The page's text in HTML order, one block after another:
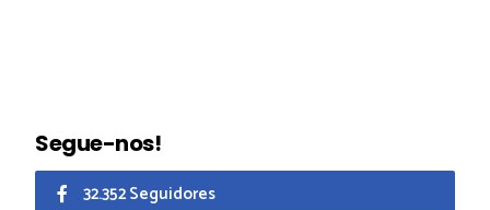
Segue-nos!
32.352 Seguidores